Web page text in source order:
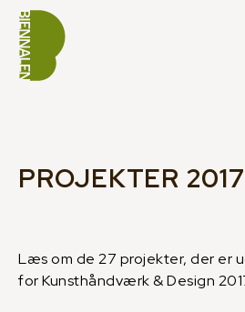
PROJEKTER 2017
Læs om de 27 projekter, der er
for Kunsthåndværk & Design